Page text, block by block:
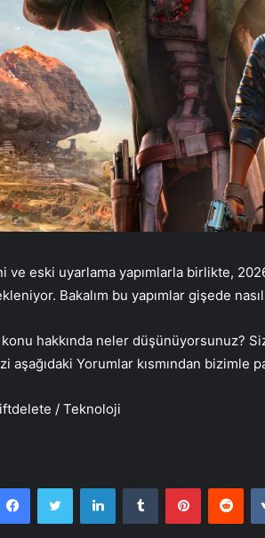
ve eski uyarlama yapımlarla birlikte,
Bakalım bu yapımlar gişede
hakkında neler düşünüyorsunuz?
aşağıdaki Yorumlar kısmından bizimle
/ Teknoloji
FacebookTwitter LinkedInTumblr Pinterest